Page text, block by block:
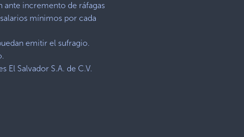
ante incremento de ráfagas
mínimos por cada
emitir el sufragio.
Salvador S.A. de C.V.